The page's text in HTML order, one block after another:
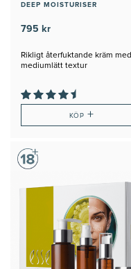
DEEP MOISTURISER
795 kr
Rikligt återfuktande kräm med
mediumlätt textur
KÖP+